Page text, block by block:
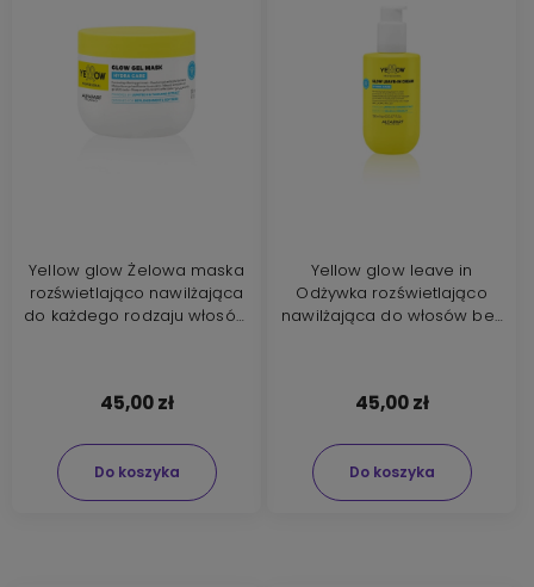
Yellow glow Żelowa maska
rozświetlająco nawilżająca
do każdego rodzaju włosów
45,00 zł
Do koszyka
Yellow glow leave in
Odżywka rozświetlająco
nawilżająca do włosów bez
45,00 zł
Do koszyka